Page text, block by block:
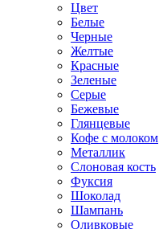
Цвет
Белые
Черные
Желтые
Красные
Зеленые
Серые
Бежевые
Глянцевые
Кофе с молоком
Металлик
Слоновая кость
Фуксия
Шоколад
Шампань
Оливковые